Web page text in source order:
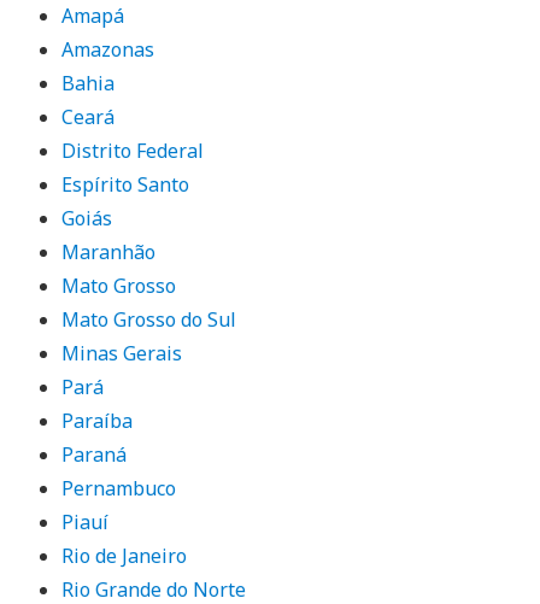
Amapá
Amazonas
Bahia
Ceará
Distrito Federal
Espírito Santo
Goiás
Maranhão
Mato Grosso
Mato Grosso do Sul
Minas Gerais
Pará
Paraíba
Paraná
Pernambuco
Piauí
Rio de Janeiro
Rio Grande do Norte